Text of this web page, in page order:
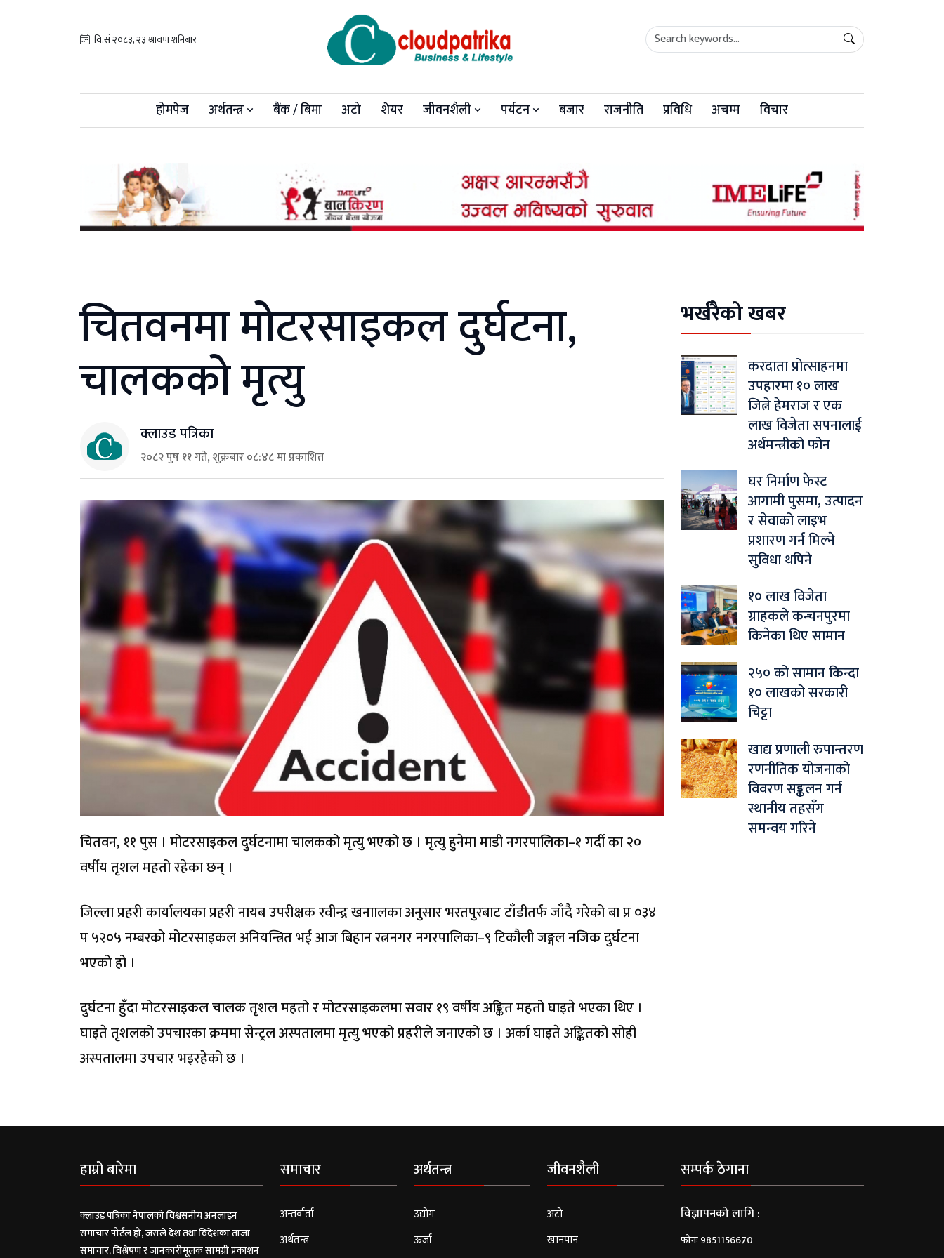
वि.सं २०८३, २३ श्रावण शनिबार
होमपेज अर्थतन्त्र बैंक / बिमा अटो शेयर जीवनशैली पर्यटन बजार राजनीति प्रविधि अचम्म विचार
चितवनमा मोटरसाइकल दुर्घटना,
चालकको मृत्यु
क्लाउड पत्रिका
२०८२ पुष ११ गते, शुक्रबार ०८:४८ मा प्रकाशित
चितवन, ११ पुस । मोटरसाइकल दुर्घटनामा चालकको मृत्यु भएको छ । मृत्यु हुनेमा माडी नगरपालिका–१ गर्दी का २०
वर्षीय तृशल महतो रहेका छन् ।
जिल्ला प्रहरी कार्यालयका प्रहरी नायब उपरीक्षक रवीन्द्र खनाालका अनुसार भरतपुरबाट टाँडीतर्फ जाँदै गरेको बा प्र ०३४
प ५२०५ नम्बरको मोटरसाइकल अनियन्त्रित भई आज बिहान रत्ननगर नगरपालिका–९ टिकौली जङ्गल नजिक दुर्घटना
भएको हो ।
दुर्घटना हुँदा मोटरसाइकल चालक तृशल महतो र मोटरसाइकलमा सवार १९ वर्षीय अङ्कित महतो घाइते भएका थिए ।
घाइते तृशलको उपचारका क्रममा सेन्ट्रल अस्पतालमा मृत्यु भएको प्रहरीले जनाएको छ । अर्का घाइते अङ्कितको सोही
अस्पतालमा उपचार भइरहेको छ ।
भर्खरैको खबर
करदाता प्रोत्साहनमा
उपहारमा १० लाख
जित्ने हेमराज र एक
लाख विजेता सपनालाई
अर्थमन्त्रीको फोन
घर निर्माण फेस्ट
आगामी पुसमा, उत्पादन
र सेवाको लाइभ
प्रशारण गर्न मिल्ने
सुविधा थपिने
१० लाख विजेता
ग्राहकले कन्चनपुरमा
किनेका थिए सामान
२५० को सामान किन्दा
१० लाखको सरकारी
चिट्टा
खाद्य प्रणाली रुपान्तरण
रणनीतिक योजनाको
विवरण सङ्कलन गर्न
स्थानीय तहसँग
समन्वय गरिने
हाम्रो बारेमा
क्लाउड पत्रिका नेपालको विश्वसनीय अनलाइन
समाचार पोर्टल हो, जसले देश तथा विदेशका ताजा
समाचार, विश्लेषण र जानकारीमूलक सामग्री प्रकाशन
समाचार
अन्तर्वार्ता
अर्थतन्त्र
अर्थतन्त्र
उद्योग
ऊर्जा
जीवनशैली
अटो
खानपान
सम्पर्क ठेगाना
विज्ञापनको लागि :
फोनः 9851156670